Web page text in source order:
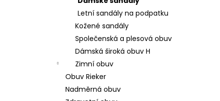
Letní sandály na podpatku
Kožené sandály
Společenská a plesová obuv
Dámská široká obuv H
Zimní obuv
Obuv Rieker
Nadměrná obuv
DÁMSKÉ SANDÁLY NA KLÍNKU ŠÍŘE H 8-
28365-46-304 HNĚDÉ
799 Kč
Původně: 1 699 Kč